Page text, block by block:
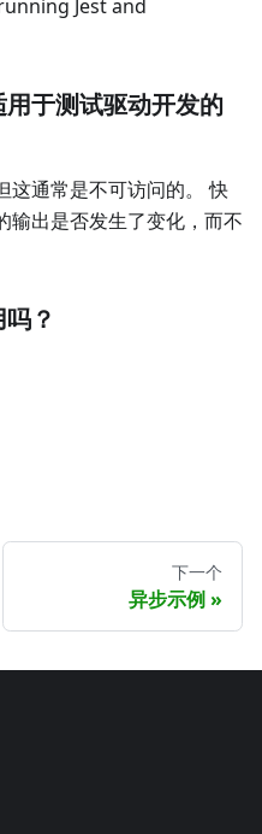
Jest and
于测试驱动开发的
这通常是不可访问的。 快
输出是否发生了变化，而不
？
下一个
异步示例